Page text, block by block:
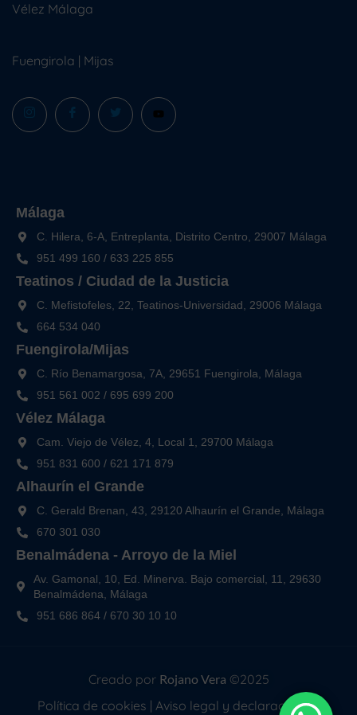
Vélez Málaga
Fuengirola | Mijas
Málaga
C. Hilera, 6-A, Entreplanta, Distrito Centro, 29007 Málaga
951 499 160 / 633 225 855
Teatinos / Ciudad de la Justicia
C. Mefistofeles, 22, Teatinos-Universidad, 29006 Málaga
664 534 040
Fuengirola/Mijas
C. Río Benamargosa, 7A, 29651 Fuengirola, Málaga
951 561 002 / 695 699 200
Vélez Málaga
Cam. Viejo de Vélez, 4, Local 1, 29700 Málaga
951 831 600 / 621 171 879
Alhaurín el Grande
C. Gerald Brenan, 43, 29120 Alhaurín el Grande, Málaga
670 301 030
Benalmádena - Arroyo de la Miel
Av. Gamonal, 10, Ed. Minerva. Bajo comercial, 11, 29630
Benalmádena, Málaga
951 686 864 / 670 30 10 10
Creado por Rojano Vera ©2025
Política de cookies | Aviso legal y declaración de